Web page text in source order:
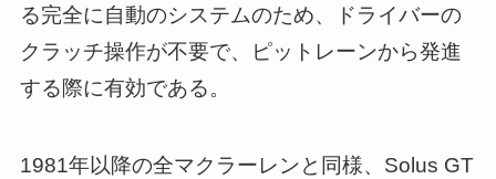
る完全に自動のシステムのため、ドライバーの
クラッチ操作が不要で、ピットレーンから発進
する際に有効である。
1981年以降の全マクラーレンと同様、Solus GT